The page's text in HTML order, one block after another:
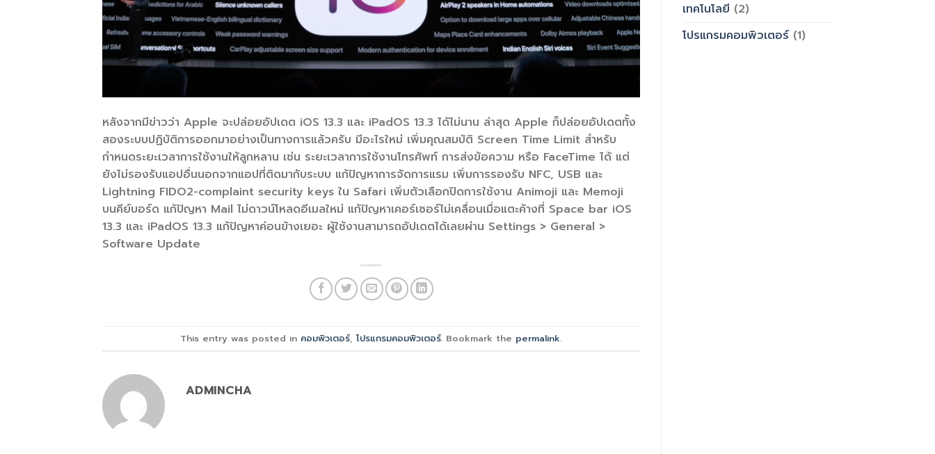
หลังจากมีข่าวว่า Apple จะปล่อยอัปเดต iOS 13.3 และ iPadOS 13.3 ได้ไม่นาน ล่าสุด Apple ก็ปล่อยอัปเดตทั้ง
สองระบบปฏิบัติการออกมาอย่างเป็นทางการแล้วครับ มีอะไรใหม่ เพิ่มคุณสมบัติ Screen Time Limit สำหรับ
กำหนดระยะเวลาการใช้งานให้ลูกหลาน เช่น ระยะเวลาการใช้งานโทรศัพท์ การส่งข้อความ หรือ FaceTime ได้ แต่
ยังไม่รองรับแอปอื่นนอกจากแอปที่ติดมากับระบบ แก้ปัญหาการจัดการแรม เพิ่มการรองรับ NFC, USB และ
Lightning FIDO2-complaint security keys ใน Safari เพิ่มตัวเลือกปิดการใช้งาน Animoji และ Memoji
บนคีย์บอร์ด แก้ปัญหา Mail ไม่ดาวน์โหลดอีเมลใหม่ แก้ปัญหาเคอร์เซอร์ไม่เคลื่อนเมื่อแตะค้างที่ Space bar iOS
13.3 และ iPadOS 13.3 แก้ปัญหาค่อนข้างเยอะ ผู้ใช้งานสามารถอัปเดตได้เลยผ่าน Settings > General >
Software Update
This entry was posted in คอมพิวเตอร์ ,โปรแกรมคอมพิวเตอร์. Bookmark the permalink.
ADMINCHA
เทคโนโลยี (2)
โปรแกรมคอมพิวเตอร์(1)